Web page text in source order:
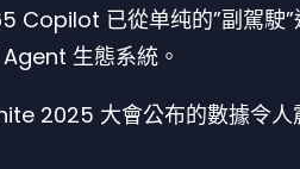
Copilot 已從单纯的”副駕駛”
生態系統。
2025 大會公布的數據令人